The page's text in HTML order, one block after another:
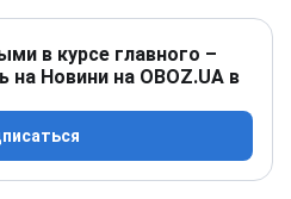
в курсе главного –
на Новини на OBOZ.UA в